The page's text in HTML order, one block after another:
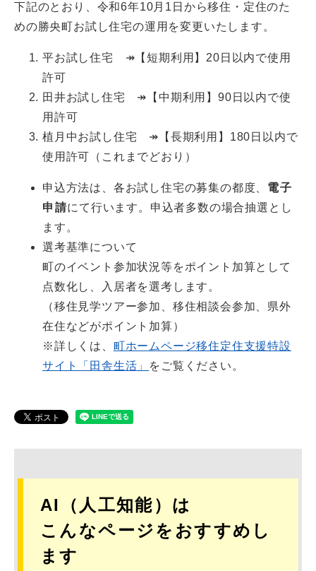
下記のとおり、令和6年10月1日から移住・定住のた
めの勝央町お試し住宅の運用を変更いたします。
平お試し住宅 ↠【短期利用】20日以内で使用
許可
田井お試し住宅 ↠【中期利用】90日以内で使
用許可
植月中お試し住宅 ↠【長期利用】180日以内で
使用許可（これまでどおり）
申込方法は、各お試し住宅の募集の都度、 電子
申請にて行います。申込者多数の場合抽選とし
ます。
選考基準について
町のイベント参加状況等をポイント加算として
点数化し、入居者を選考します。
（移住見学ツアー参加、移住相談会参加、県外
在住などがポイント加算）
※詳しくは、 町ホームページ移住定住支援特設
サイト「田舎生活」
をご覧ください。
AI（人工知能）は
こんなページをおすすめし
ます